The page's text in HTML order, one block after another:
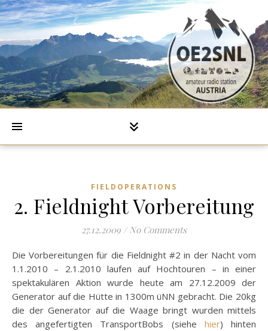
FIELDOPERATIONS
2. Fieldnight Vorbereitung
27.12.2009 / No Comments
Die Vorbereitungen für die Fieldnight #2 in der Nacht vom
1.1.2010 – 2.1.2010 laufen auf Hochtouren – in einer
spektakulären Aktion wurde heute am 27.12.2009 der
Generator auf die Hütte in 1300m üNN gebracht. Die 20kg
die der Generator auf die Waage bringt wurden mittels
des angefertigten TransportBobs (siehe hier) hinten